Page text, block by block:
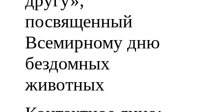
посвященный
Всемирному дню
бездомных
животных